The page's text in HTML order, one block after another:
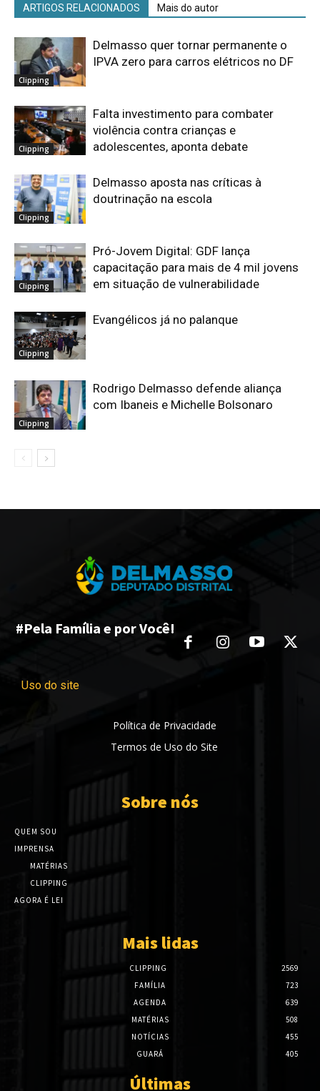
ARTIGOS RELACIONADOS Mais do autor
Clipping
Delmasso quer tornar permanente o
IPVA zero para carros elétricos no DF
Clipping
Falta investimento para combater
violência contra crianças e
adolescentes, aponta debate
Clipping
Delmasso aposta nas críticas à
doutrinação na escola
Clipping
Pró-Jovem Digital: GDF lança
capacitação para mais de 4 mil jovens
em situação de vulnerabilidade
Clipping
Evangélicos já no palanque
Clipping
Rodrigo Delmasso defende aliança
com Ibaneis e Michelle Bolsonaro
#Pela Família e por Você!
Uso do site
Política de Privacidade
Termos de Uso do Site
Sobre nós
QUEM SOU
IMPRENSA
MATÉRIAS
CLIPPING
AGORA É LEI
Mais lidas
CLIPPING
2569
FAMÍLIA
723
AGENDA
639
MATÉRIAS
508
NOTÍCIAS
455
GUARÁ
405
Últimas